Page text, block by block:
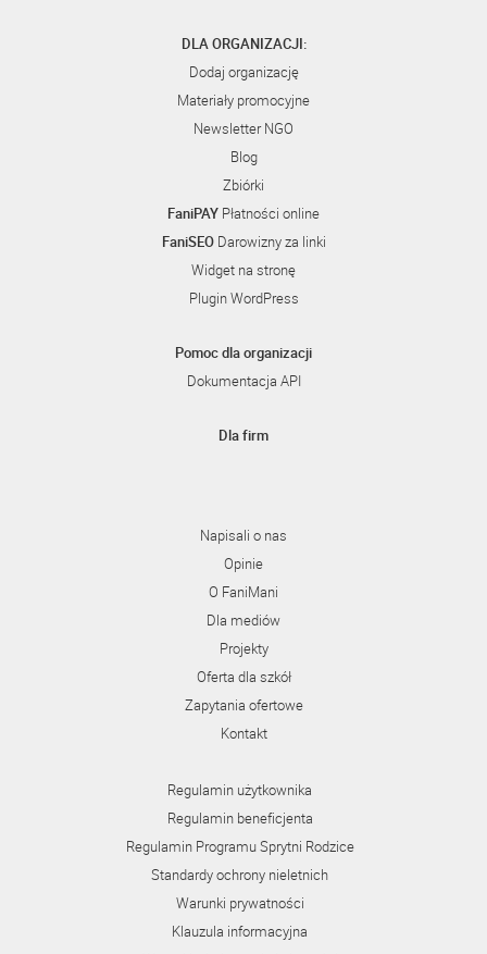
DLA ORGANIZACJI:
Dodaj organizację
Materiały promocyjne
Newsletter NGO
Blog
Zbiórki
FaniPAY Płatności online
FaniSEODarowizny za linki
Widget na stronę
Plugin WordPress
Pomoc dla organizacji
Dokumentacja API
Dla firm
Napisali o nas
Opinie
O FaniMani
Dla mediów
Projekty
Oferta dla szkół
Zapytania ofertowe
Kontakt
Regulamin użytkownika
Regulamin beneficjenta
Regulamin Programu Sprytni Rodzice
Standardy ochrony nieletnich
Warunki prywatności
Klauzula informacyjna